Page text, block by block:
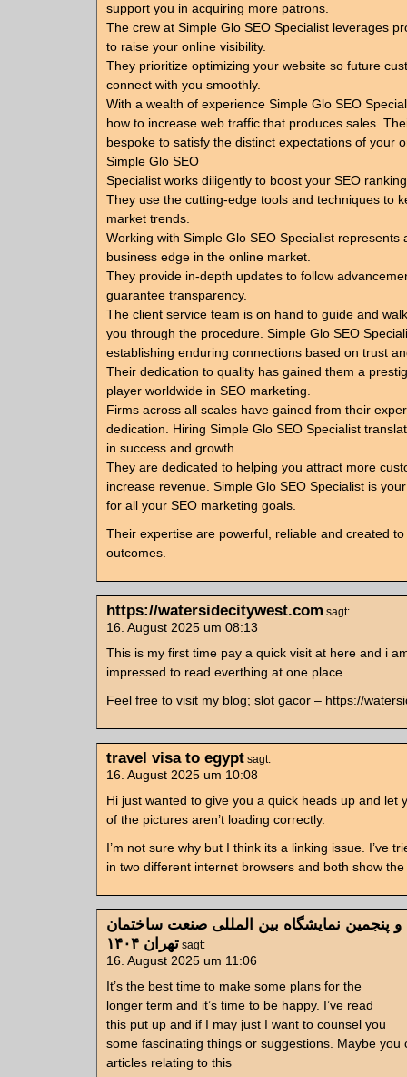
support you in acquiring more patrons.
The crew at Simple Glo SEO Specialist leverages
to raise your online visibility.
They prioritize optimizing your website so future
connect with you smoothly.
With a wealth of experience Simple Glo SEO
how to increase web traffic that produces sales.
bespoke to satisfy the distinct expectations of your
Simple Glo SEO
Specialist works diligently to boost your SEO
They use the cutting-edge tools and techniques to
market trends.
Working with Simple Glo SEO Specialist represents
business edge in the online market.
They provide in-depth updates to follow
guarantee transparency.
The client service team is on hand to guide and walk
you through the procedure. Simple Glo SEO
establishing enduring connections based on trust
Their dedication to quality has gained them a
player worldwide in SEO marketing.
Firms across all scales have gained from their
dedication. Hiring Simple Glo SEO Specialist
in success and growth.
They are dedicated to helping you attract more
increase revenue. Simple Glo SEO Specialist is
for all your SEO marketing goals.
Their expertise are powerful, reliable and created
outcomes.
https://watersidecitywest.com sagt:
16. August 2025 um 08:13
This is my first time pay a quick visit at here and i
impressed to read everthing at one place.
Feel free to visit my blog; slot gacor – https://
travel visa to egypt sagt:
16. August 2025 um 10:08
Hi just wanted to give you a quick heads up and let
of the pictures aren’t loading correctly.
I’m not sure why but I think its a linking issue. I’ve
in two different internet browsers and both show
پنجمین نمایشگاه بین المللی صنعت ساختمان
تهران ۱۴۰۴ sagt:
16. August 2025 um 11:06
It’s the best time to make some plans for the
longer term and it’s time to be happy. I’ve read
this put up and if I may just I want to counsel you
some fascinating things or suggestions. Maybe you
articles relating to this